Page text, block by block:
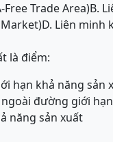
Trade Area)B.
D. Liên minh
là điểm:
hạn khả năng sản
đường giới
năng sản xuất